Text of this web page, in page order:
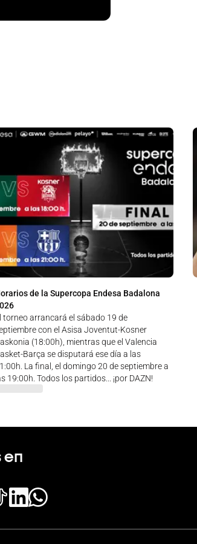
de la Supercopa Endesa Badalona
torneo arrancará el sábado 19 de
con el Asisa Joventut-Kosner
(18:00h), mientras que el Valencia
Barça se disputará ese día a las
La final, el domingo 20 de septiembre a
19:00h. Todos los partidos... ¡por DAZN!
en